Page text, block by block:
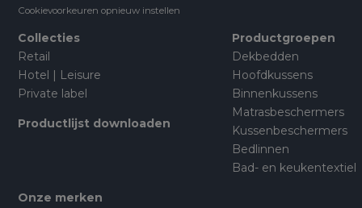
Cookievoorkeuren opnieuw instellen
Collecties
Retail
Hotel | Leisure
Private label
Productlijst downloaden
Productgroepen
Dekbedden
Hoofdkussens
Binnenkussens
Matrasbeschermers
Kussenbeschermers
Bedlinnen
Bad- en keukentextiel
Onze merken